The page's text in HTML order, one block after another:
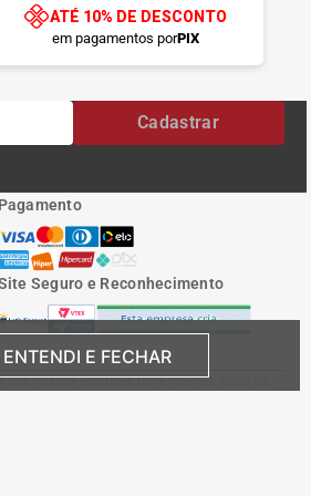
ENTENDI E FECHAR
ATÉ 10% DE DESCONTO
em pagamentos porPIX
Cadastrar
Pagamento
Seguro e Reconhecimento
nossos estoques para internet. Caso os